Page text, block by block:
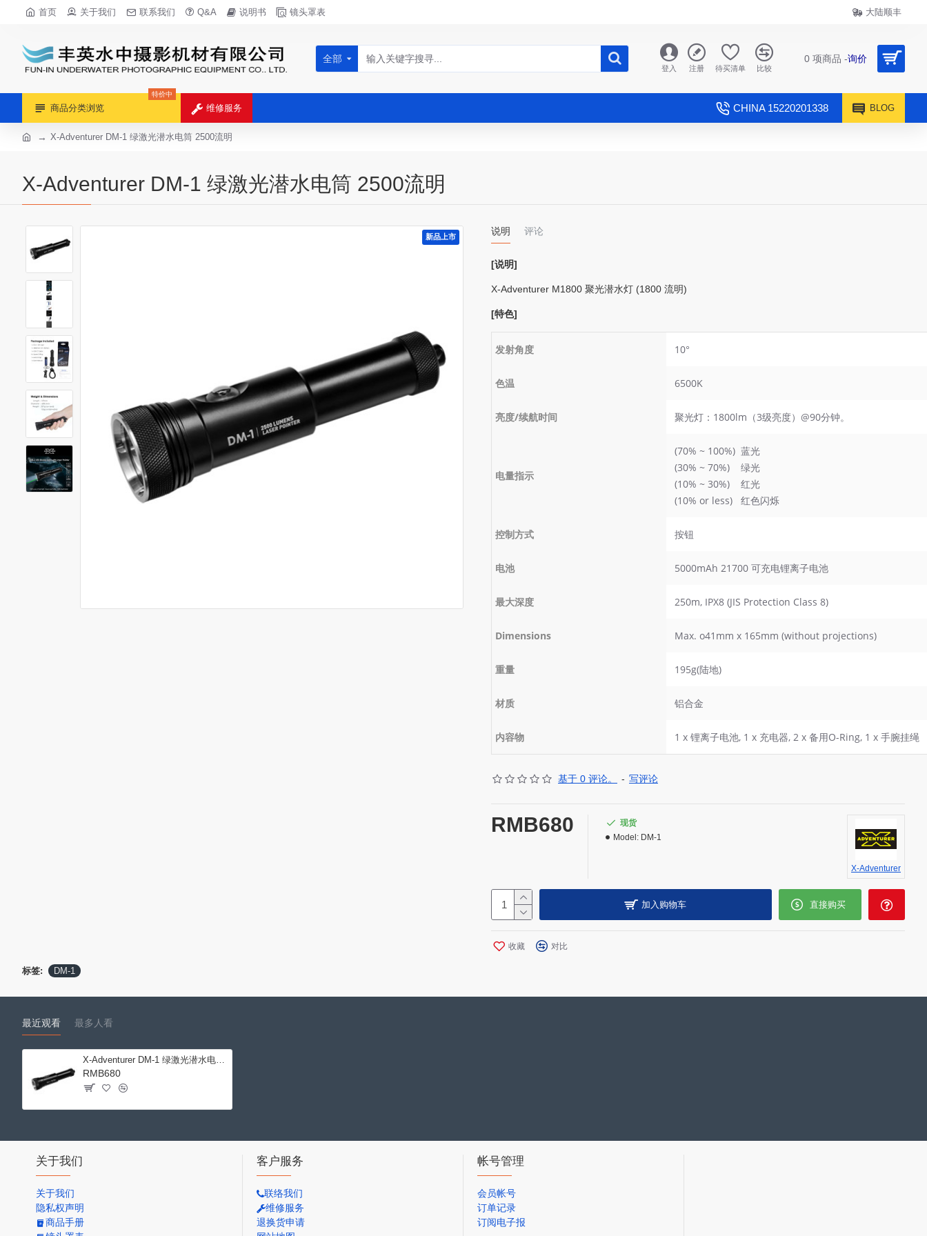
首页 关于我们 联系我们 Q&A 说明书 镜头罩表 大陆顺丰
全部
登入 注册 待买清单 比较
0 项商品 -询价
商品分类浏览
特价中
维修服务 CHINA 15220201338 BLOG
X-Adventurer DM-1 绿激光潜水电筒 2500流明
X-Adventurer DM-1 绿激光潜水电筒 2500流明
新品上市 说明 评论
[说明]
X-Adventurer M1800 聚光潜水灯 (1800 流明)
[特色]
发射角度 10°
色温 6500K
亮度/续航时间 聚光灯：1800lm（3级亮度）@90分钟。
电量指示
(70% ~ 100%) 蓝光
(30% ~ 70%) 绿光
(10% ~ 30%) 红光
(10% or less) 红色闪烁
控制方式 按钮
电池 5000mAh 21700 可充电锂离子电池
最大深度 250m, IPX8 (JIS Protection Class 8)
Dimensions Max. o41mm x 165mm (without projections)
重量 195g(陆地)
材质 铝合金
内容物 1 x 锂离子电池, 1 x 充电器, 2 x 备用O-Ring, 1 x 手腕挂绳
基于 0 评论。 - 写评论
RMB680
现货
Model: DM-1
X-Adventurer
加入购物车 直接购买
收藏 对比
标签: DM-1
最近观看 最多人看
X-Adventurer DM-1 绿激光潜水电筒 2500流明
RMB680
关于我们
关于我们
隐私权声明
商品手册
客户服务
联络我们
维修服务
退换货申请
帐号管理
会员帐号
订单记录
订阅电子报